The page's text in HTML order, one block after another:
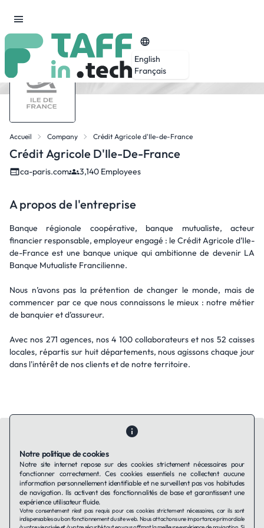
English
Français
Accueil Company Crédit Agricole d'Ile-de-France
Crédit Agricole D'Ile-De-France
ca-paris.com 3,140 Employees
A propos de l'entreprise
Banque régionale coopérative, banque mutualiste, acteur
financier responsable, employeur engagé : le Crédit Agricole d’Ile-
de-France est une banque unique qui ambitionne de devenir LA
Banque Mutualiste Francilienne.
Nous n’avons pas la prétention de changer le monde, mais de
commencer par ce que nous connaissons le mieux : notre métier
de banquier et d’assureur.
Avec nos 271 agences, nos 4 100 collaborateurs et nos 52 caisses
locales, répartis sur huit départements, nous agissons chaque jour
dans l'intérêt de nos clients et de notre territoire.
Contactez-nousQui sommes-nous ?Ils utilisent Taffin.tech
Politique de confidentialitéConditions générales
Politique de cookies
Notre politique de cookies
Notre site internet repose sur des cookies strictement nécessaires pour
fonctionner correctement. Ces cookies essentiels ne collectent aucune
information personnellement identifiable et ne surveillent pas vos habitudes
de navigation. Ils activent des fonctionnalités de base et garantissent une
expérience utilisateur fluide.
Votre consentement n'est pas requis pour ces cookies strictement nécessaires, car ils sont
indispensables au bon fonctionnement du site web. Nous attachons une importance primordiale